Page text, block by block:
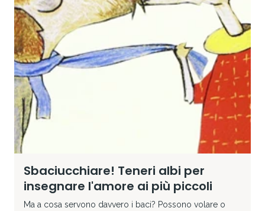
Sbaciucchiare! Teneri albi per
insegnare l'amore ai più piccoli
Ma a cosa servono davvero i baci? Possono volare o